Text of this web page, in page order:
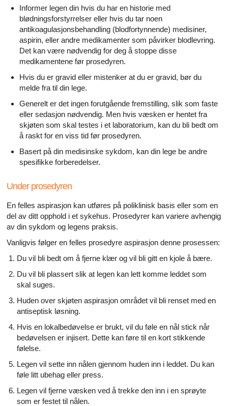
Informer legen din hvis du har en historie med
blødningsforstyrrelser eller hvis du tar noen
antikoagulasjonsbehandling (blodfortynnende) medisiner,
aspirin, eller andre medikamenter som påvirker blodlevring.
Det kan være nødvendig for deg å stoppe disse
medikamentene før prosedyren.
Hvis du er gravid eller mistenker at du er gravid, bør du
melde fra til din lege.
Generelt er det ingen forutgående fremstilling, slik som faste
eller sedasjon nødvendig. Men hvis væsken er hentet fra
skjøten som skal testes i et laboratorium, kan du bli bedt om
å raskt for en viss tid før prosedyren.
Basert på din medisinske sykdom, kan din lege be andre
spesifikke forberedelser.
Under prosedyren
En felles aspirasjon kan utføres på poliklinisk basis eller som en
del av ditt opphold i et sykehus. Prosedyrer kan variere avhengig
av din sykdom og legens praksis.
Vanligvis følger en felles prosedyre aspirasjon denne prosessen:
Du vil bli bedt om å fjerne klær og vil bli gitt en kjole å bære.
Du vil bli plassert slik at legen kan lett komme leddet som
skal suges.
Huden over skjøten aspirasjon området vil bli renset med en
antiseptisk løsning.
Hvis en lokalbedøvelse er brukt, vil du føle en nål stick når
bedøvelsen er injisert. Dette kan føre til en kort stikkende
følelse.
Legen vil sette inn nålen gjennom huden inn i leddet. Du kan
føle litt ubehag eller press.
Legen vil fjerne væsken ved å trekke den inn i en sprøyte
som er festet til nålen.